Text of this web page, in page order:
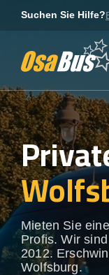
Suchen Sie Hilfe?
Mieten Sie
Profis. Wir
2012.
Wolfsburg.